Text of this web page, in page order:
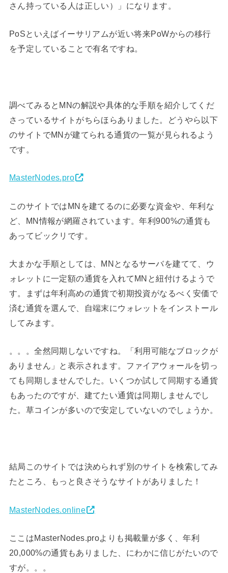
さん持っている人は正しい）」になります。
PoSといえばイーサリアムが近い将来PoWからの移行
を予定していることで有名ですね。
調べてみるとMNの解説や具体的な手順を紹介してくだ
さっているサイトがちらほらありました。どうやら以下
のサイトでMNが建てられる通貨の一覧が見られるよう
です。
MasterNodes.pro
このサイトではMNを建てるのに必要な資金や、年利な
ど、MN情報が網羅されています。年利900%の通貨も
あってビックリです。
大まかな手順としては、MNとなるサーバを建てて、ウ
ォレットに一定額の通貨を入れてMNと紐付けるようで
す。まずは年利高めの通貨で初期投資がなるべく安価で
済む通貨を選んで、自端末にウォレットをインストール
してみます。
。。。全然同期しないですね。「利用可能なブロックが
ありません」と表示されます。ファイアウォールを切っ
ても同期しませんでした。いくつか試して同期する通貨
もあったのですが、建てたい通貨は同期しませんでし
た。草コインが多いので安定していないのでしょうか。
結局このサイトでは決められず別のサイトを検索してみ
たところ、もっと良さそうなサイトがありました！
MasterNodes.online
ここはMasterNodes.proよりも掲載量が多く、年利
20,000%の通貨もありました、にわかに信じがたいので
すが。。。